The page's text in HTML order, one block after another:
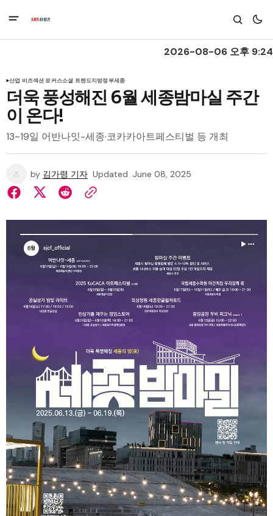
2026-08-06 오후 9:24
산업 비즈섹션 포커스소셜 트렌드지방정부세종
더욱 풍성해진 6월 세종밤마실 주간
이 온다!
13~19일 어반나잇-세종·코카카아트페스티벌 등 개최
by 김가령 기자 Updated June 08, 2025